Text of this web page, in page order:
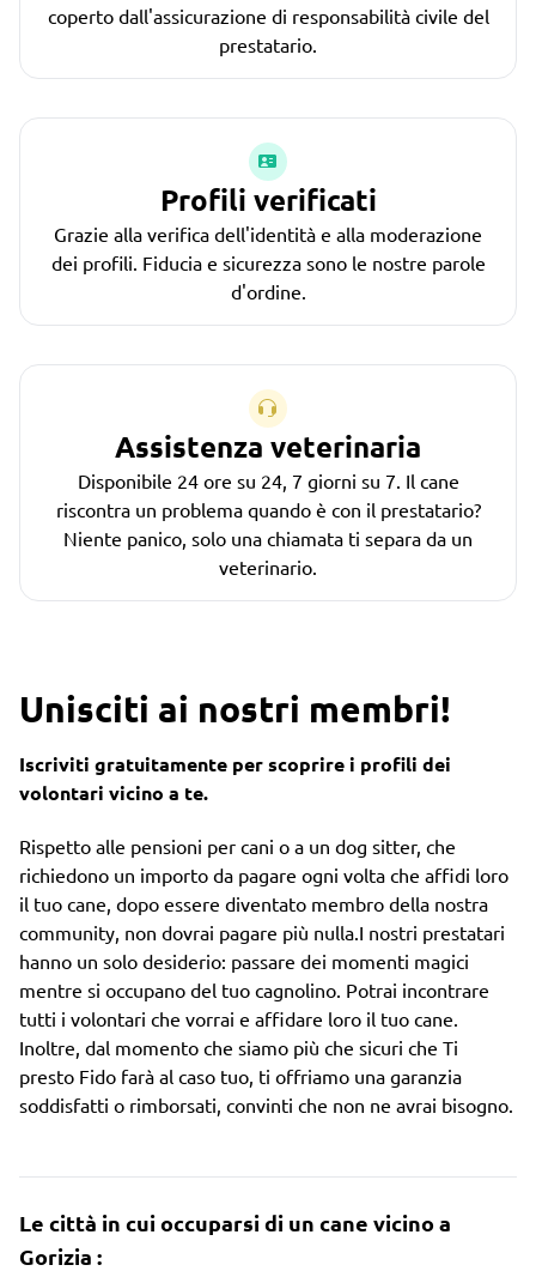
coperto dall'assicurazione di responsabilità civile del
prestatario.
Profili verificati
Grazie alla verifica dell'identità e alla moderazione
dei profili. Fiducia e sicurezza sono le nostre parole
d'ordine.
Assistenza veterinaria
Disponibile 24 ore su 24, 7 giorni su 7. Il cane
riscontra un problema quando è con il prestatario?
Niente panico, solo una chiamata ti separa da un
veterinario.
Unisciti ai nostri membri!
Iscriviti gratuitamente per scoprire i profili dei
volontari vicino a te.
Rispetto alle pensioni per cani o a un dog sitter, che
richiedono un importo da pagare ogni volta che affidi loro
il tuo cane, dopo essere diventato membro della nostra
community, non dovrai pagare più nulla.I nostri prestatari
hanno un solo desiderio: passare dei momenti magici
mentre si occupano del tuo cagnolino. Potrai incontrare
tutti i volontari che vorrai e affidare loro il tuo cane.
Inoltre, dal momento che siamo più che sicuri che Ti
presto Fido farà al caso tuo, ti offriamo una garanzia
soddisfatti o rimborsati, convinti che non ne avrai bisogno.
Le città in cui occuparsi di un cane vicino a
Gorizia :